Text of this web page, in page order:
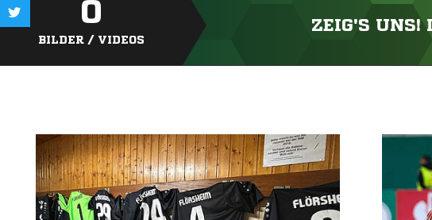
0
BILDER / VIDEOS
ZEIG'S UNS!